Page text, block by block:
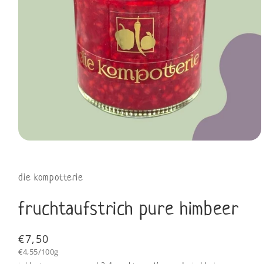
die kompotterie
fruchtaufstrich pure himbeer
Normaler
Preis
€7,50
Grundpreis
€4,55/100g